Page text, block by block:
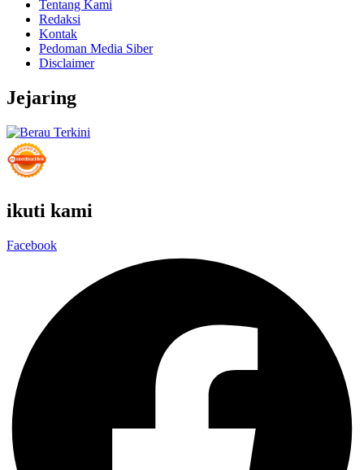
Tentang Kami
Redaksi
Kontak
Pedoman Media Siber
Disclaimer
Jejaring
ikuti kami
Facebook